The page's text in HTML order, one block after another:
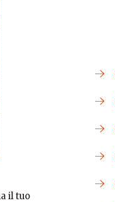
il tuo